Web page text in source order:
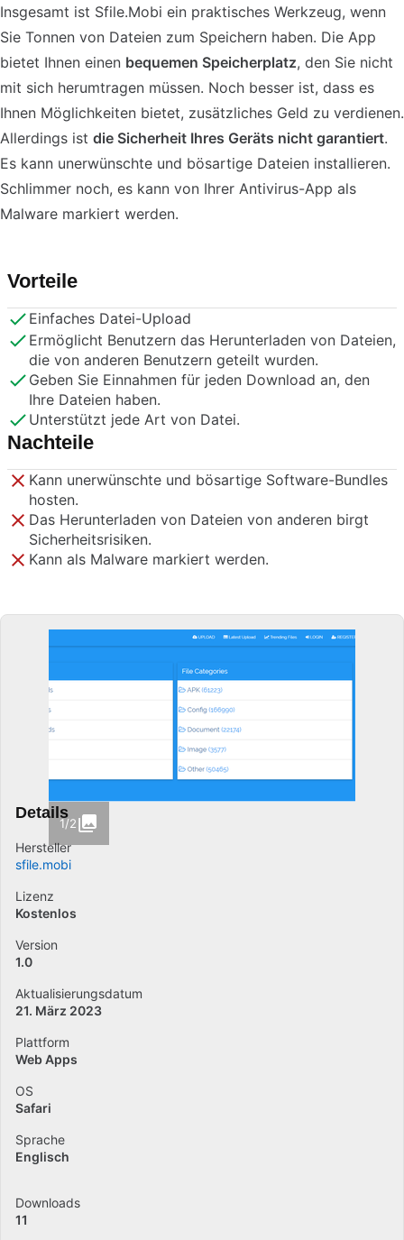
Insgesamt ist Sfile.Mobi ein praktisches Werkzeug, wenn
Sie Tonnen von Dateien zum Speichern haben. Die App
bietet Ihnen einen bequemen Speicherplatz, den Sie nicht
mit sich herumtragen müssen. Noch besser ist, dass es
Ihnen Möglichkeiten bietet, zusätzliches Geld zu verdienen.
Allerdings ist die Sicherheit Ihres Geräts nicht garantiert.
Es kann unerwünschte und bösartige Dateien installieren.
Schlimmer noch, es kann von Ihrer Antivirus-App als
Malware markiert werden.
Vorteile
Einfaches Datei-Upload
Ermöglicht Benutzern das Herunterladen von Dateien,
die von anderen Benutzern geteilt wurden.
Geben Sie Einnahmen für jeden Download an, den
Ihre Dateien haben.
Unterstützt jede Art von Datei.
Nachteile
Kann unerwünschte und bösartige Software-Bundles
hosten.
Das Herunterladen von Dateien von anderen birgt
Sicherheitsrisiken.
Kann als Malware markiert werden.
1/2
Details
Hersteller
sfile.mobi
Lizenz
Kostenlos
Version
1.0
Aktualisierungsdatum
21. März 2023
Plattform
Web Apps
OS
Safari
Sprache
Englisch
Downloads
11